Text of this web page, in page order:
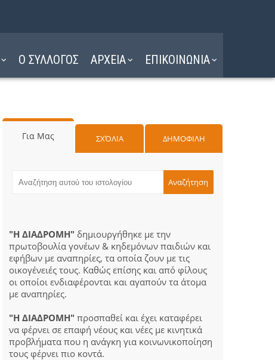
Ο ΣΥΛΛΟΓΟΣ ΑΡΧΕΙΑ ΕΠΙΚΟΙΝΩΝΙΑ
Για Μας ΣΧΌΛΙΑ ΔΗΜΟΦΙΛΗ
"Η ΔΙΑΔΡΟΜΗ" δημιουργήθηκε με την
πρωτοβουλία γονέων & κηδεμόνων παιδιών και
εφήβων με αναπηρίες, τα οποία ζουν με τις
οικογένειές τους. Καθώς επίσης και από φίλους
οι οποίοι ενδιαφέρονται και αγαπούν τα άτομα
με αναπηρίες.
"Η ΔΙΑΔΡΟΜΗ" προσπαθεί και έχει καταφέρει
να φέρνει σε επαφή νέους και νέες με κινητικά
προβλήματα που η ανάγκη για κοινωνικοποίηση
τους φέρνει πιο κοντά.